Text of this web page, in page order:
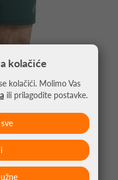
AFATE
kolačiće
kolačići. Molimo Vas
ili prilagodite postavke.